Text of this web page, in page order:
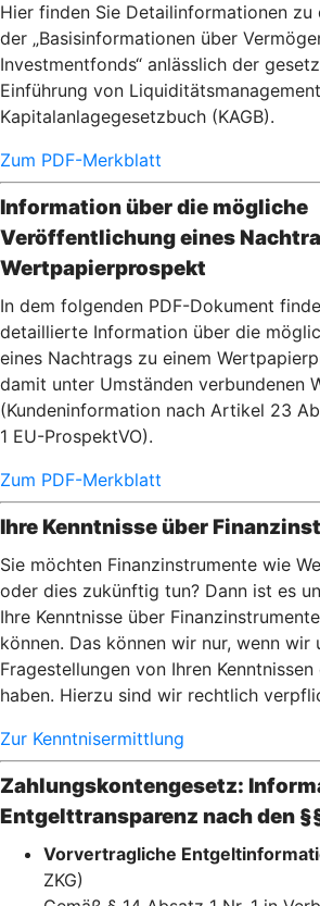
Hier finden Sie Detailinformationen zu
der „Basisinformationen über
Investmentfonds“ anlässlich der
Einführung von
Kapitalanlagegesetzbuch (KAGB).
Zum PDF-Merkblatt
Information über die mögliche
Veröffentlichung eines
Wertpapierprospekt
In dem folgenden PDF-Dokument
detaillierte Information über die
eines Nachtrags zu einem
damit unter Umständen verbundenen
(Kundeninformation nach Artikel 23
1 EU-ProspektVO).
Zum PDF-Merkblatt
Ihre Kenntnisse über
Sie möchten Finanzinstrumente wie
oder dies zukünftig tun? Dann ist es
Ihre Kenntnisse über
können. Das können wir nur, wenn wir
Fragestellungen von Ihren
haben. Hierzu sind wir rechtlich
Zur Kenntnisermittlung
Zahlungskontengesetz:
Entgelttransparenz nach den
Vorvertragliche
ZKG)